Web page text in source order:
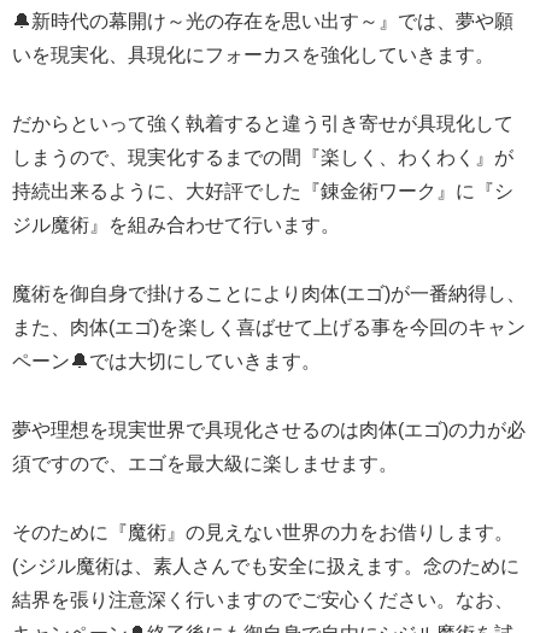
🔔新時代の幕開け～光の存在を思い出す～』では、夢や願
いを現実化、具現化にフォーカスを強化していきます。
だからといって強く執着すると違う引き寄せが具現化して
しまうので、現実化するまでの間『楽しく、わくわく』が
持続出来るように、大好評でした『錬金術ワーク』に『シ
ジル魔術』を組み合わせて行います。
魔術を御自身で掛けることにより肉体(エゴ)が一番納得し、
また、肉体(エゴ)を楽しく喜ばせて上げる事を今回のキャン
ペーン🔔では大切にしていきます。
夢や理想を現実世界で具現化させるのは肉体(エゴ)の力が必
須ですので、エゴを最大級に楽しませます。
そのために『魔術』の見えない世界の力をお借りします。
(シジル魔術は、素人さんでも安全に扱えます。念のために
結界を張り注意深く行いますのでご安心ください。なお、